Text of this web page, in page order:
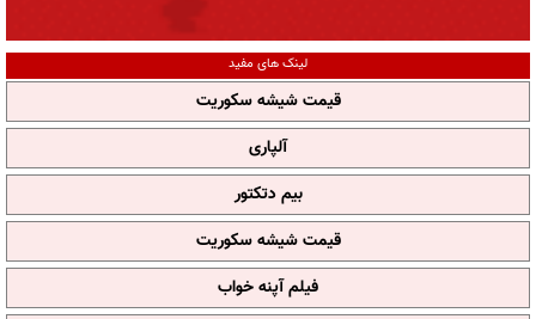
لینک های مفید
قیمت شیشه سکوریت
آلپاری
بیم دتکتور
قیمت شیشه سکوریت
فیلم آپنه خواب